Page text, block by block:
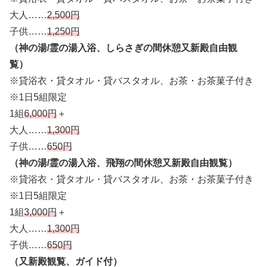
大人……2,500円
子供……1,250円
（神の湯/霊の湯入浴、しらさぎの間休憩又新殿自由観
覧）
※貸浴衣・貸タオル・貸バスタオル、お茶・お茶菓子付き
※1日5組限定
1組6,000円 ＋
大人……1,300円
子供……650円
（神の湯/霊の湯入浴、飛翔の間休憩又新殿自由観覧）
※貸浴衣・貸タオル・貸バスタオル、お茶・お茶菓子付き
※1日5組限定
1組3,000円 ＋
大人……1,300円
子供……650円
（又新殿観覧、ガイド付）